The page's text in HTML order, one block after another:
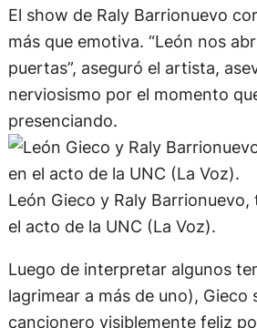
El show de Raly Barrionuevo
más que emotiva. “León nos
puertas”, aseguró el artista,
nerviosismo por el momento
presenciando.
León Gieco y Raly Barrionuevo,
Luego de interpretar algunos
lagrimear a más de uno), Gieco